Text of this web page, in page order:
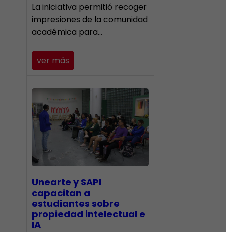
La iniciativa permitió recoger
impresiones de la comunidad
académica para…
ver más
Unearte y SAPI
capacitan a
estudiantes sobre
propiedad intelectual e
IA